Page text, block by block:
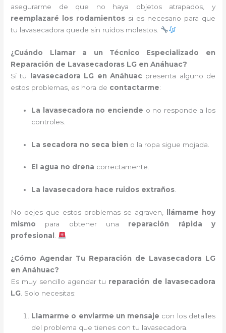
asegurarme de que no haya objetos atrapados, y
reemplazaré los rodamientos si es necesario para que
tu lavasecadora quede sin ruidos molestos.
¿Cuándo Llamar a un Técnico Especializado en
Reparación de Lavasecadoras LG en Anáhuac?
Si tu
lavasecadora LG en Anáhuac presenta alguno de
estos problemas, es hora de contactarme:
La lavasecadora no enciende o no responde a los
controles.
La secadora no seca bien o la ropa sigue mojada.
El agua no drena correctamente.
La lavasecadora hace ruidos extraños.
No dejes que estos problemas se agraven,
llámame hoy
mismo para obtener una reparación rápida y
profesional
¿Cómo Agendar Tu Reparación de Lavasecadora LG
en Anáhuac?
Es muy sencillo agendar tu reparación de lavasecadora
LG . Solo necesitas:
Llamarme o enviarme un mensaje con los detalles
del problema que tienes con tu lavasecadora.